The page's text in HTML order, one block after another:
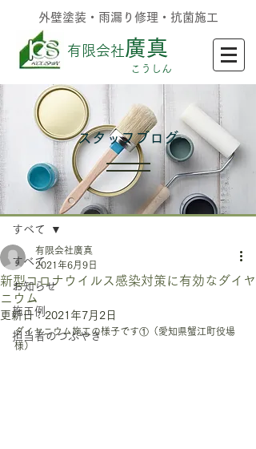
外壁塗装・雨漏り修理・抗菌施工
有限会社廣真
​こうしん
記事
すべて
お知らせ
施工例
担当者のつぶやき
すべて
新型コロナウイルス感染対策に有効なダイヤ
ニウム
有限会社廣真
2021年6月9日
更新日：2021年7月2日
ダイヤニウム施工の様子です①（愛知県蟹江町役場
様）
​スタッフブログ